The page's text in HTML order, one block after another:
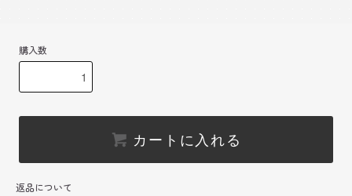
購入数
カートに入れる
返品について